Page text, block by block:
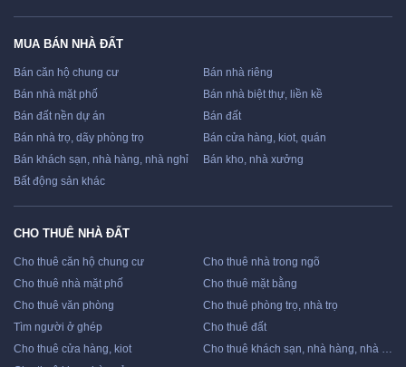
MUA BÁN NHÀ ĐẤT
Bán căn hộ chung cư
Bán nhà riêng
Bán nhà mặt phố
Bán nhà biệt thự, liền kề
Bán đất nền dự án
Bán đất
Bán nhà trọ, dãy phòng trọ
Bán cửa hàng, kiot, quán
Bán khách sạn, nhà hàng, nhà nghỉ
Bán kho, nhà xưởng
Bất động sản khác
CHO THUÊ NHÀ ĐẤT
Cho thuê căn hộ chung cư
Cho thuê nhà trong ngõ
Cho thuê nhà mặt phố
Cho thuê mặt bằng
Cho thuê văn phòng
Cho thuê phòng trọ, nhà trọ
Tìm người ở ghép
Cho thuê đất
Cho thuê cửa hàng, kiot
Cho thuê khách sạn, nhà hàng, nhà nghỉ